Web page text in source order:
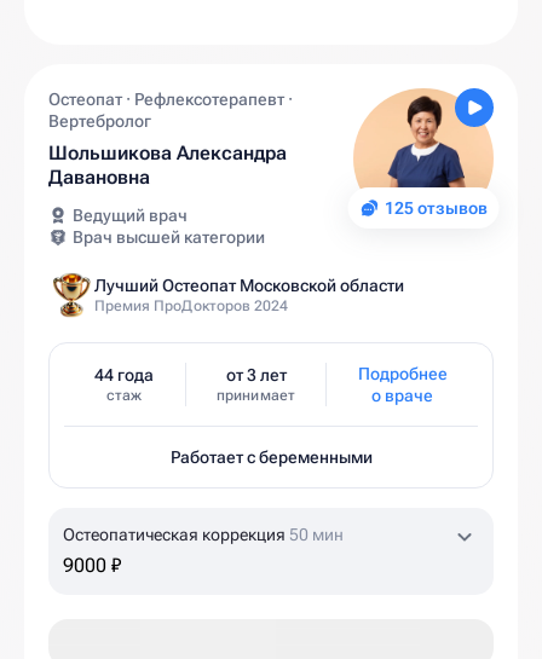
125 отзывов
Остеопат · Рефлексотерапевт ·
Вертебролог
Шольшикова Александра
Давановна
Ведущий врач
Врач высшей категории
Лучший Остеопат Московской области
Премия ПроДокторов 2024
44 года
стаж
от 3 лет
принимает
Подробнее
о враче
Работает с беременными
Остеопатическая коррекция 50 мин
9000 ₽